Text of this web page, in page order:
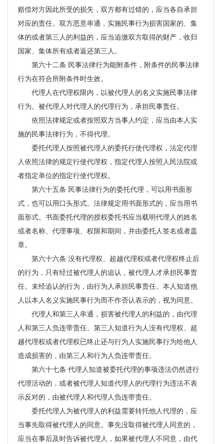
赔偿对方因此所受的损失，双方都有过错的，应当各自承担
对应的责任。双方恶意串通，实施民事行为损害国家的、集
体的或者第三人的利益的，应当追缴双方取得的财产，收归
国家、集体所有或者返还第三人。
第六十二条 民事法律行为能附条件，附条件的民事法律
行为在符合所附条件时生效。
代理人在代理权限内，以被代理人的名义实施民事法律
行为。被代理人对代理人的代理行为，承担民事责任。
依照法律规定或者按照双方当事人约定，应当由本人实
施的民事法律行为，不得代理。
委托代理人按照被代理人的委托行使代理权，法定代理
人依照法律的规定行使代理权，指定代理人按照人民法院或
者指定单位的指定行使代理权。
第六十五条 民事法律行为的委托代理，可以用书面形
式，也可以用口头形式。法律规定用书面形式的，应当用书
面形式。书面委托代理的授权委托书应当载明代理人的姓名
或者名称、代理事项、权限和期间，并由委托人签名或者盖
章。
第六十六条 没有代理权、超越代理权或者代理权终止后
的行为，只有经过被代理人的追认，被代理人才承担民事责
任。未经追认的行为，由行为人承担民事责任。本人知道他
人以本人名义实施民事行为而不作否认表示的，视为同意。
代理人和第三人串通，损害被代理人的利益的，由代理
人和第三人负连带责任。第三人知道行为人没有代理权、超
越代理权或者代理权已终止还与行为人实施民事行为给他人
造成损害的，由第三人和行为人负连带责任。
第六十七条 代理人知道被委托代理的事项违法仍然进行
代理活动的，或者被代理人知道代理人的代理行为违法不表
示反对的，由被代理人和代理人负连带责任。
委托代理人为被代理人的利益需要转托他人代理的，应
当事先取得被代理人的同意。事先没取得被代理人同意的，
应当在事后及时告诉被代理人，如果被代理人不同意，由代